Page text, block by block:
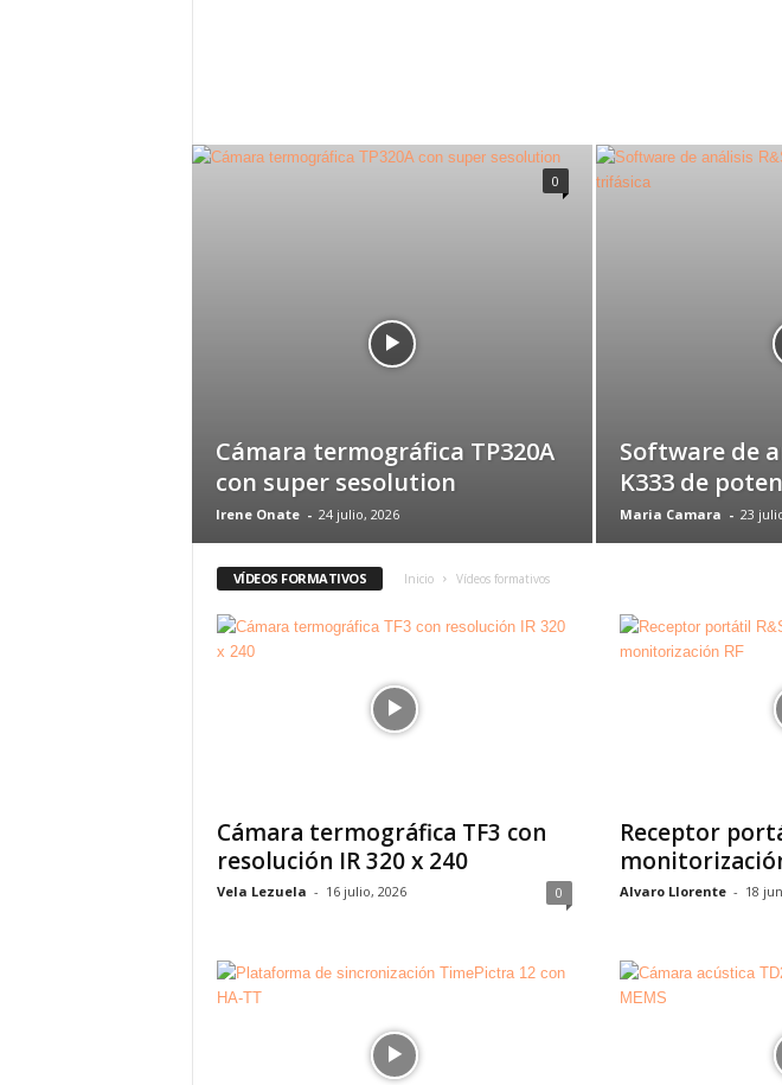
Cámara termográfica TP320A
con super sesolution
Irene Onate - 24 julio, 2026
0
Software de
K333 de
Maria Camara - 23
VÍDEOS FORMATIVOS Inicio Vídeos formativos
Cámara termográfica TF3 con
resolución IR 320 x 240
Vela Lezuela - 16 julio, 2026 0
Receptor
Alvaro Llorente - 18